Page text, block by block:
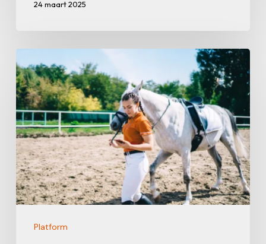
24 maart 2025
Platform
Mobielvriendelijke
dressuurproeven
staan
online!